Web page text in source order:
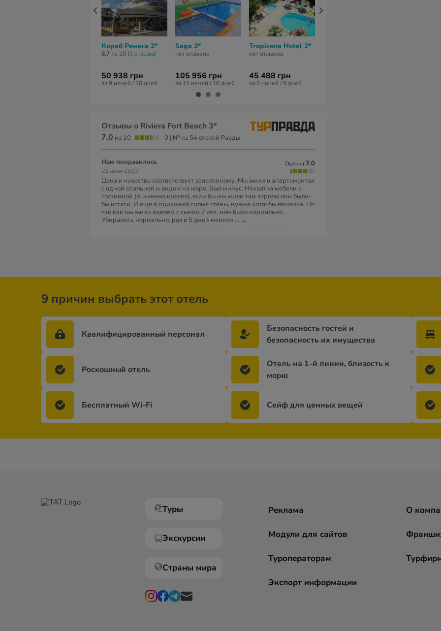
Кораб Ренеса 2*
8,7 из 10 (3 отзывa)
50 938 грн
за 9 ночей / 10 дней
Saga 3*
нет отзывов
105 956 грн
за 15 ночей / 16 дней
Tropicana Hotel 2*
нет отзывов
45 488 грн
за 8 ночей / 9 дней
Отзывы о Riviera Fort Beach 3*
7.0 из 10 0 | № из 54 отелей Равды
Нам понравилось
22 июня 2013
Оценка
7.0
Цена и качество соответствует заявленному. Мы жили в апартаментах
с одной спальней и видом на море. Был минус. Нехватка мебели в
гостинной (А именно кресел), если бы мы жили там втроем они были-
бы кстати. И еще в прихожей голые стены, нужна хотя-бы вешалка. Но
так как мы жили вдвоем с сыном 7 лет, нам было нормально.
Убирались нормально, раз в 5 дней меняли ... →
9 причин выбрать этот отель
Квалифицированный персонал
Безопасность гостей и
безопасность их имущества
Роскошный отель
Отель на 1-й линии, близость к
морю
Бесплатный Wi-Fi Сейф для ценных вещей
Туры
Экскурсии
Страны мира
Реклама
Модули для сайтов
Туроператорам
Экспорт информации
О